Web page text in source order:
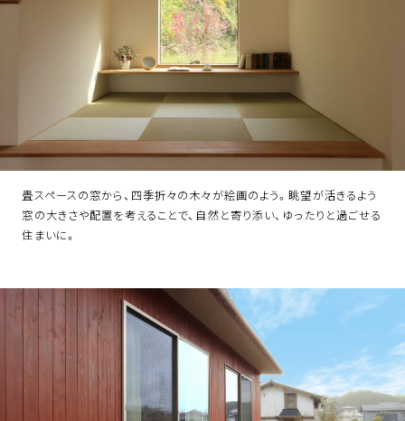
畳スペースの窓から、四季折々の木々が絵画のよう。眺望が活きるよう
窓の大きさや配置を考えることで、自然と寄り添い、ゆったりと過ごせる
住まいに。